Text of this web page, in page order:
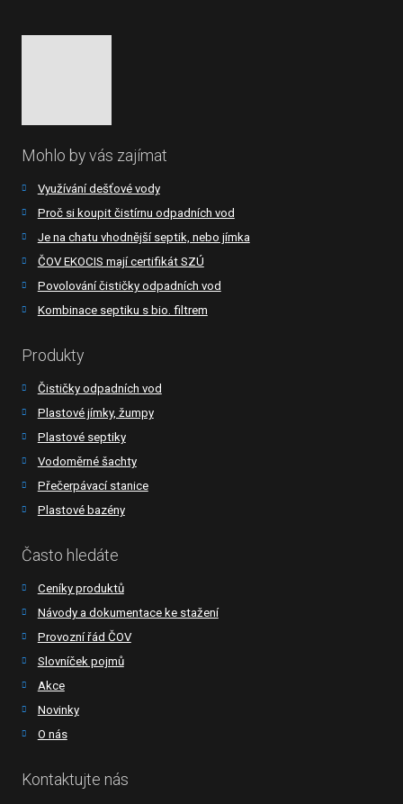
Mohlo by vás zajímat
Využívání dešťové vody
Proč si koupit čistírnu odpadních vod
Je na chatu vhodnější septik, nebo jímka
ČOV EKOCIS mají certifikát SZÚ
Povolování čističky odpadních vod
Kombinace septiku s bio. filtrem
Produkty
Čističky odpadních vod
Plastové jímky, žumpy
Plastové septiky
Vodoměrné šachty
Přečerpávací stanice
Plastové bazény
Často hledáte
Ceníky produktů
Návody a dokumentace ke stažení
Provozní řád ČOV
Slovníček pojmů
Akce
Novinky
O nás
Kontaktujte nás